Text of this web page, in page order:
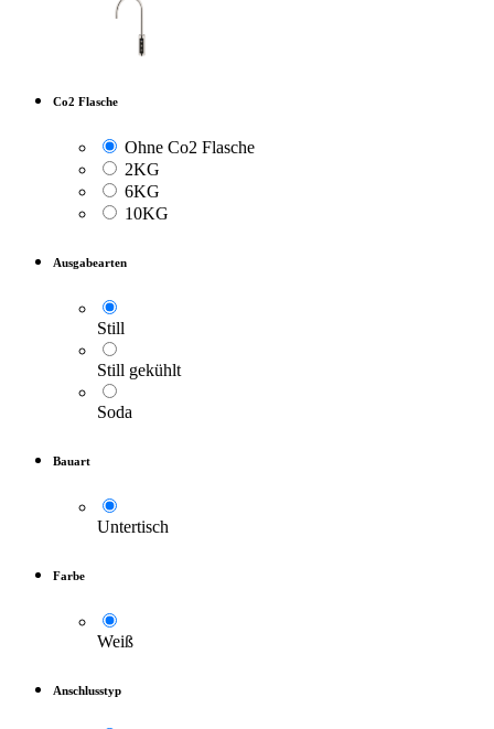
Co2 Flasche
Ohne Co2 Flasche
2KG
6KG
10KG
Ausgabearten
Still
Still gekühlt
Soda
Bauart
Untertisch
Farbe
Weiß
Anschlusstyp